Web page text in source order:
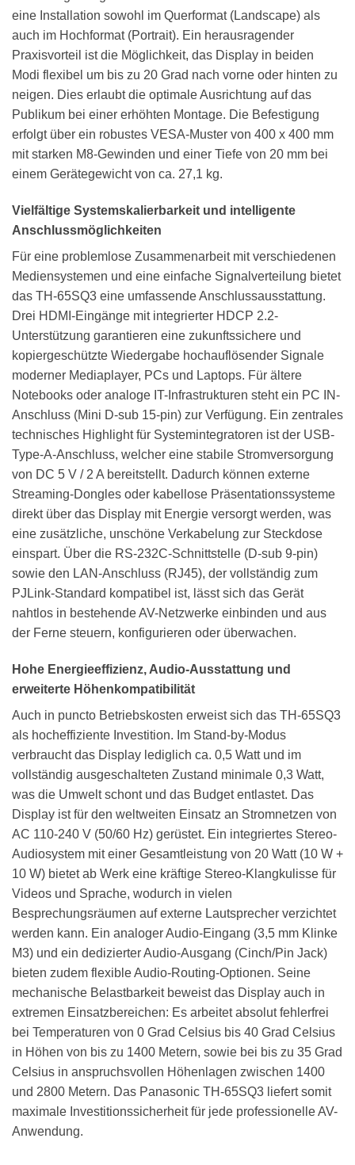
eine Installation sowohl im Querformat (Landscape) als
auch im Hochformat (Portrait). Ein herausragender
Praxisvorteil ist die Möglichkeit, das Display in beiden
Modi flexibel um bis zu 20 Grad nach vorne oder hinten zu
neigen. Dies erlaubt die optimale Ausrichtung auf das
Publikum bei einer erhöhten Montage. Die Befestigung
erfolgt über ein robustes VESA-Muster von 400 x 400 mm
mit starken M8-Gewinden und einer Tiefe von 20 mm bei
einem Gerätegewicht von ca. 27,1 kg.
Vielfältige Systemskalierbarkeit und intelligente
Anschlussmöglichkeiten
Für eine problemlose Zusammenarbeit mit verschiedenen
Mediensystemen und eine einfache Signalverteilung bietet
das TH-65SQ3 eine umfassende Anschlussausstattung.
Drei HDMI-Eingänge mit integrierter HDCP 2.2-
Unterstützung garantieren eine zukunftssichere und
kopiergeschützte Wiedergabe hochauflösender Signale
moderner Mediaplayer, PCs und Laptops. Für ältere
Notebooks oder analoge IT-Infrastrukturen steht ein PC IN-
Anschluss (Mini D-sub 15-pin) zur Verfügung. Ein zentrales
technisches Highlight für Systemintegratoren ist der USB-
Type-A-Anschluss, welcher eine stabile Stromversorgung
von DC 5 V / 2 A bereitstellt. Dadurch können externe
Streaming-Dongles oder kabellose Präsentationssysteme
direkt über das Display mit Energie versorgt werden, was
eine zusätzliche, unschöne Verkabelung zur Steckdose
einspart. Über die RS-232C-Schnittstelle (D-sub 9-pin)
sowie den LAN-Anschluss (RJ45), der vollständig zum
PJLink-Standard kompatibel ist, lässt sich das Gerät
nahtlos in bestehende AV-Netzwerke einbinden und aus
der Ferne steuern, konfigurieren oder überwachen.
Hohe Energieeffizienz, Audio-Ausstattung und
erweiterte Höhenkompatibilität
Auch in puncto Betriebskosten erweist sich das TH-65SQ3
als hocheffiziente Investition. Im Stand-by-Modus
verbraucht das Display lediglich ca. 0,5 Watt und im
vollständig ausgeschalteten Zustand minimale 0,3 Watt,
was die Umwelt schont und das Budget entlastet. Das
Display ist für den weltweiten Einsatz an Stromnetzen von
AC 110-240 V (50/60 Hz) gerüstet. Ein integriertes Stereo-
Audiosystem mit einer Gesamtleistung von 20 Watt (10 W +
10 W) bietet ab Werk eine kräftige Stereo-Klangkulisse für
Videos und Sprache, wodurch in vielen
Besprechungsräumen auf externe Lautsprecher verzichtet
werden kann. Ein analoger Audio-Eingang (3,5 mm Klinke
M3) und ein dedizierter Audio-Ausgang (Cinch/Pin Jack)
bieten zudem flexible Audio-Routing-Optionen. Seine
mechanische Belastbarkeit beweist das Display auch in
extremen Einsatzbereichen: Es arbeitet absolut fehlerfrei
bei Temperaturen von 0 Grad Celsius bis 40 Grad Celsius
in Höhen von bis zu 1400 Metern, sowie bei bis zu 35 Grad
Celsius in anspruchsvollen Höhenlagen zwischen 1400
und 2800 Metern. Das Panasonic TH-65SQ3 liefert somit
maximale Investitionssicherheit für jede professionelle AV-
Anwendung.